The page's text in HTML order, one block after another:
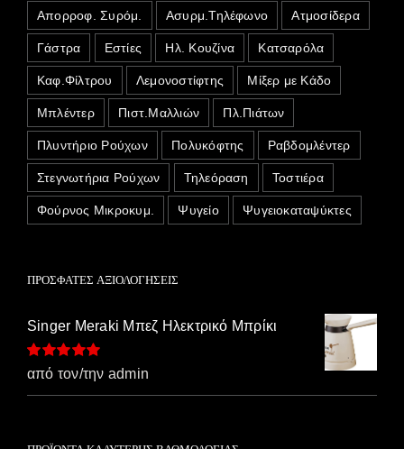
Απορροφ. Συρόμ. Ασυρμ.Τηλέφωνο Ατμοσίδερα
Γάστρα Εστίες Ηλ. Κουζίνα Κατσαρόλα
Καφ.Φίλτρου Λεμονοστίφτης Μίξερ με Κάδο
Μπλέντερ Πιστ.Μαλλιών Πλ.Πιάτων
Πλυντήριο Ρούχων Πολυκόφτης Ραβδομλέντερ
Στεγνωτήρια Ρούχων Τηλεόραση Τοστιέρα
Φούρνος Μικροκυμ. Ψυγείο Ψυγειοκαταψύκτες
ΠΡΌΣΦΑΤΕΣ ΑΞΙΟΛΟΓΉΣΕΙΣ
Singer Meraki Μπεζ Ηλεκτρικό Μπρίκι
Βαθμολογήθηκε
από τον/την admin